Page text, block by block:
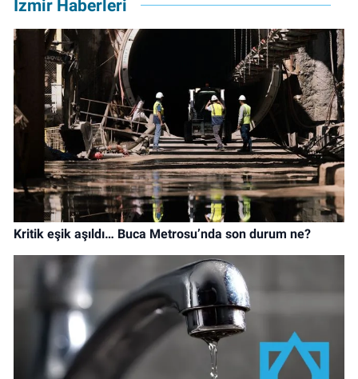
İzmir Haberleri
Kritik eşik aşıldı… Buca Metrosu’nda son durum ne?